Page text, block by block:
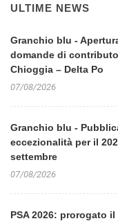
ULTIME NEWS
Granchio blu -
domande di
Chioggia – Delta Po
07/08/2026
Granchio blu -
eccezionalità per il
settembre
07/08/2026
PSA 2026: prorogato